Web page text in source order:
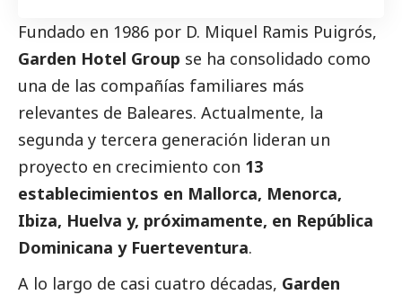
Fundado en 1986 por D. Miquel Ramis Puigrós,
Garden Hotel Group se ha consolidado como
una de las compañías familiares más
relevantes de Baleares. Actualmente, la
segunda y tercera generación lideran un
proyecto en crecimiento con 13
establecimientos en Mallorca, Menorca,
Ibiza, Huelva y, próximamente, en República
Dominicana y Fuerteventura.
A lo largo de casi cuatro décadas, Garden